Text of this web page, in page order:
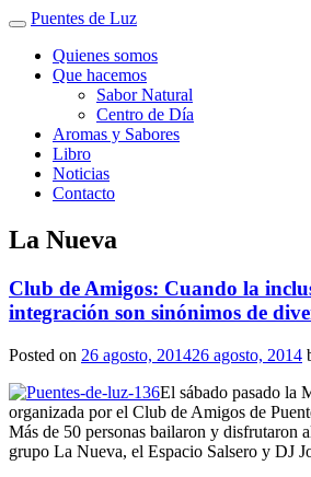
Puentes de Luz
Quienes somos
Que hacemos
Sabor Natural
Centro de Día
Aromas y Sabores
Libro
Noticias
Contacto
La Nueva
Club de Amigos: Cuando la
integración son sinónimos de
Posted on 26 agosto, 201426 agosto, 2014
El sábado pasado la
organizada por el Club de Amigos de
Más de 50 personas bailaron y disfrutaron
grupo La Nueva, el Espacio Salsero y DJ